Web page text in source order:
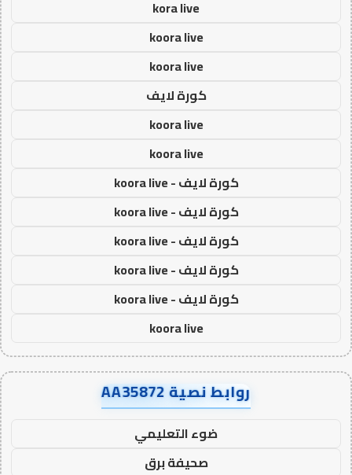
kora live
koora live
koora live
كورة لايف
koora live
koora live
كورة لايف - koora live
كورة لايف - koora live
كورة لايف - koora live
كورة لايف - koora live
كورة لايف - koora live
koora live
روابط نصية AA35872
ضوء التعليمي
صحيفة برق